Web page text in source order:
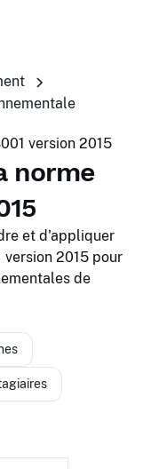
norme
et d'appliquer
version 2015 pour
de